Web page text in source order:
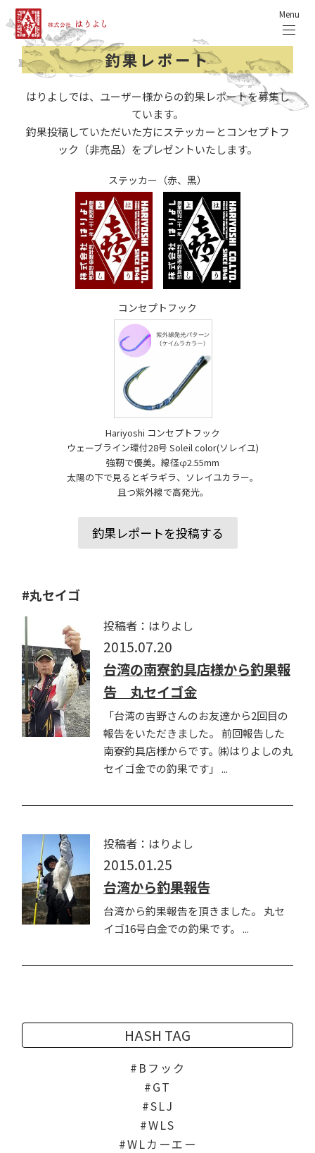
Menu
釣果レポート
はりよしでは、ユーザー様からの釣果レポートを募集し
ています。
釣果投稿していただいた方にステッカーとコンセプトフ
ック（非売品）をプレゼントいたします。
ステッカー（赤、黒）
コンセプトフック
Hariyoshi コンセプトフック
ウェーブライン環付28号 Soleil color(ソレイユ)
強靭で優美。線径φ2.55mm
太陽の下で見るとギラギラ、ソレイユカラー。
且つ紫外線で高発光。
釣果レポートを投稿する
#丸セイゴ
投稿者：はりよし
2015.07.20
台湾の南寮釣具店様から釣果報
告 丸セイゴ金
「台湾の吉野さんのお友達から2回目の
報告をいただきました。 前回報告した
南寮釣具店様からです。㈱はりよしの丸
セイゴ金での釣果です」 ...
投稿者：はりよし
2015.01.25
台湾から釣果報告
台湾から釣果報告を頂きました。 丸セ
イゴ16号白金での釣果です。 ...
HASH TAG
Bフック
GT
SLJ
WLS
WLカーエー